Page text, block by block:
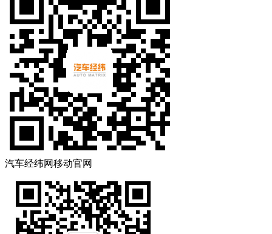
汽车经纬网移动官网